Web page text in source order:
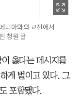
니아와의 교전에서
청원 글
옳다는 메시지를
게 벌이고 있다. 그
포함됐다.